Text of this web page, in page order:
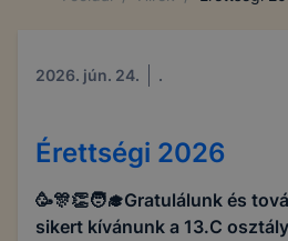
2026. jún. 24. .
Érettségi 2026
🥳🎊👏🧑‍🎓Gratulálunk és
sikert kívánunk a 13.C osztály